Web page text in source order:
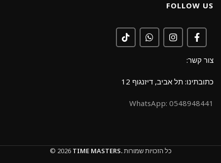
FOLLOW US
צור קשר:
כתובתינו: תל אביב, דיזנגוף 12
0548948441 :WhatsApp
© 2026 TIME MASTERS.כל הזכויות שמורות